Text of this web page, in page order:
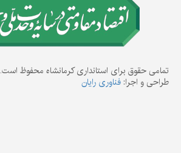
تمامی حقوق برای استانداری کرمانشاه محفوظ است.
طراحی و اجرا: فناوری رایان